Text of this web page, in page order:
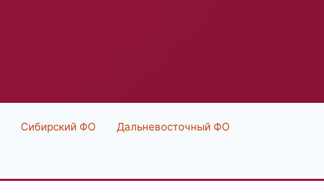
Сибирский ФО Дальневосточный ФО